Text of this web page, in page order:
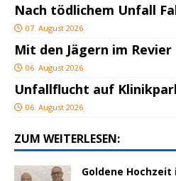
Nach tödlichem Unfall
07. August 2026
Mit den Jägern im
06. August 2026
Unfallflucht auf
06. August 2026
ZUM WEITERLESEN:
Goldene